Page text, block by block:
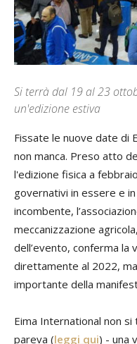
Si terrà dal 19 al 23
un'edizione estiva
Fissate le nuove date di
non manca. Preso atto
l'edizione fisica a
governativi in essere e
incombente,
meccanizzazione
dell’evento, conferma la
direttamente al 2022,
importante della
Eima International non
pareva (leggi qui) - una